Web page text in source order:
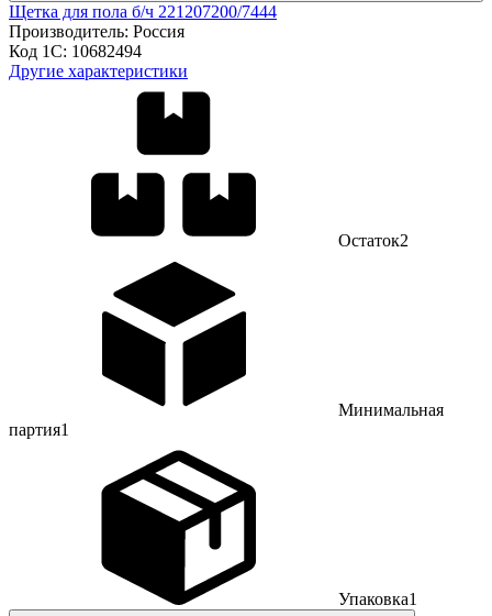
Щетка для пола б/ч 221207200/7444
Производитель: Россия
Код 1С: 10682494
Другие характеристики
Остаток2
Минимальная
партия1
Упаковка1